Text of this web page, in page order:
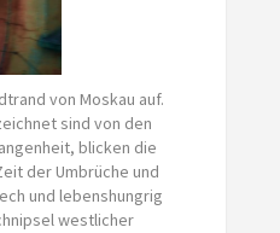
von Moskau auf.
sind von den
blicken die
der Umbrüche und
und lebenshungrig
westlicher